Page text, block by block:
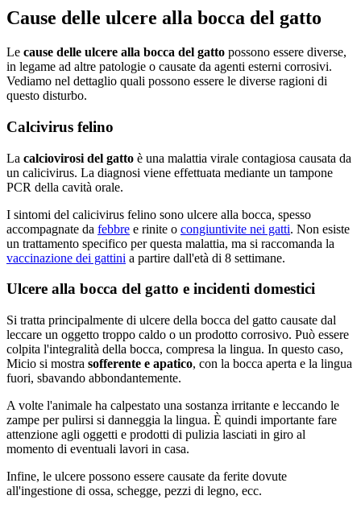
Cause delle ulcere alla bocca del gatto
Le cause delle ulcere alla bocca del gatto possono essere diverse,
in legame ad altre patologie o causate da agenti esterni corrosivi.
Vediamo nel dettaglio quali possono essere le diverse ragioni di
questo disturbo.
Calcivirus felino
La calciovirosi del gatto è una malattia virale contagiosa causata da
un calicivirus. La diagnosi viene effettuata mediante un tampone
PCR della cavità orale.
I sintomi del calicivirus felino sono ulcere alla bocca, spesso
accompagnate da febbre e rinite o congiuntivite nei gatti. Non esiste
un trattamento specifico per questa malattia, ma si raccomanda la
vaccinazione dei gattini a partire dall'età di 8 settimane.
Ulcere alla bocca del gatto e incidenti domestici
Si tratta principalmente di ulcere della bocca del gatto causate dal
leccare un oggetto troppo caldo o un prodotto corrosivo. Può essere
colpita l'integralità della bocca, compresa la lingua. In questo caso,
Micio si mostra sofferente e apatico, con la bocca aperta e la lingua
fuori, sbavando abbondantemente.
A volte l'animale ha calpestato una sostanza irritante e leccando le
zampe per pulirsi si danneggia la lingua. È quindi importante fare
attenzione agli oggetti e prodotti di pulizia lasciati in giro al
momento di eventuali lavori in casa.
Infine, le ulcere possono essere causate da ferite dovute
all'ingestione di ossa, schegge, pezzi di legno, ecc.